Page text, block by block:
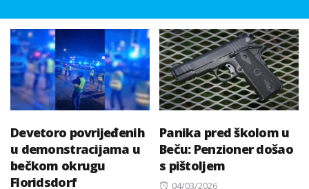
Devetoro povrijeđenih
u demonstracijama u
bečkom okrugu
Floridsdorf
Panika pred školom u
Beču: Penzioner došao
s pištoljem
Posted
04/03/2026